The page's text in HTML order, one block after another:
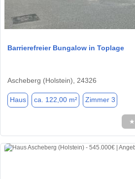
Barrierefreier Bungalow in Toplage
Ascheberg (Holstein), 24326
Haus ca. 122,00 m² Zimmer 3
★